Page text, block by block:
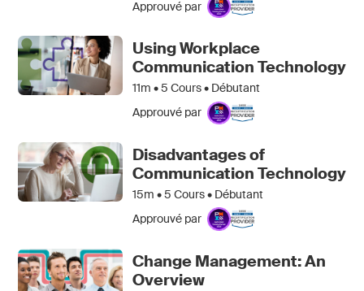
Approuvé par
Using Workplace
Communication Technology
11m •5 Cours • Débutant
Approuvé par
Disadvantages of
Communication Technology
15m •5 Cours • Débutant
Approuvé par
Change Management: An
Overview